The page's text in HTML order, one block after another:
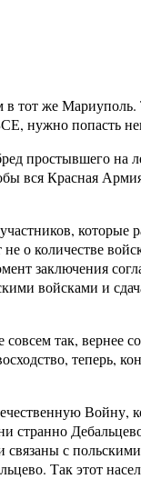
тот же
нужно попасть
простывшего
вся Красная
которые
о количестве
заключения
войсками и
так, вернее
теперь,
Войну,
связаны с
Так этот